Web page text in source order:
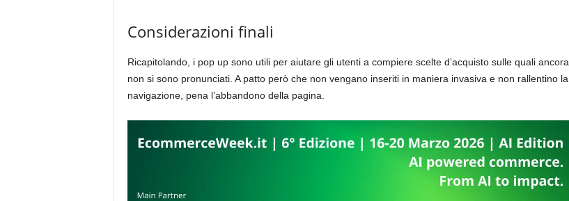
Considerazioni finali
Ricapitolando, i pop up sono utili per aiutare gli utenti a compiere scelte d’acquisto sulle quali ancora
non si sono pronunciati. A patto però che non vengano inseriti in maniera invasiva e non rallentino la
navigazione, pena l’abbandono della pagina.